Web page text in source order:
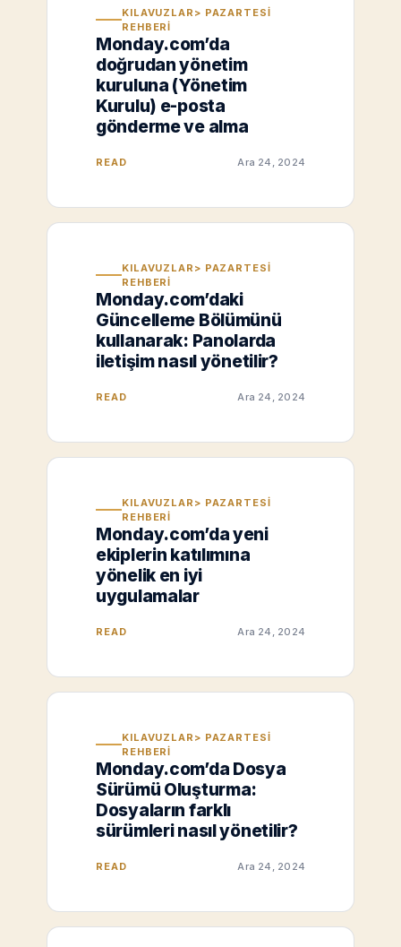
KILAVUZLAR> PAZARTESI
REHBERI
Monday.com’da
doğrudan yönetim
kuruluna (Yönetim
Kurulu) e-posta
gönderme ve alma
READ Ara 24, 2024
KILAVUZLAR> PAZARTESI
REHBERI
Monday.com’daki
Güncelleme Bölümünü
kullanarak: Panolarda
iletişim nasıl yönetilir?
READ Ara 24, 2024
KILAVUZLAR> PAZARTESI
REHBERI
Monday.com’da yeni
ekiplerin katılımına
yönelik en iyi
uygulamalar
READ Ara 24, 2024
KILAVUZLAR> PAZARTESI
REHBERI
Monday.com’da Dosya
Sürümü Oluşturma:
Dosyaların farklı
sürümleri nasıl yönetilir?
READ Ara 24, 2024